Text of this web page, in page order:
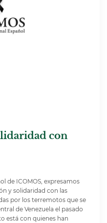
con
de ICOMOS, expresamos
y solidaridad con las
por los terremotos que se
de Venezuela el pasado
está con quienes han